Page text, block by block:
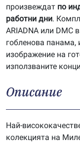
произвеждат по
работни дни.
ARIADNA или DMC в
гобленова панама,
изображение на
използваните
Описание
Най-
колекцията на